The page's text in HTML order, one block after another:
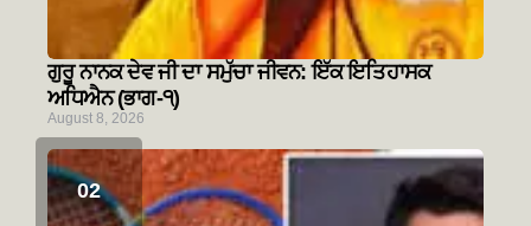
ਗੁਰੂ ਨਾਨਕ ਦੇਵ ਜੀ ਦਾ ਸਮੁੱਚਾ ਜੀਵਨ: ਇੱਕ ਇਤਿਹਾਸਕ
ਅਧਿਐਨ (ਭਾਗ-੧)
August 8, 2026